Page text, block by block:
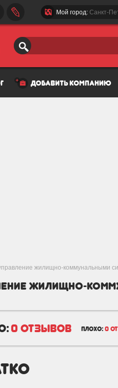
Мой город: Санкт-
добавить компанию
жилищно-коммунальными
жилищно-
0 отзывов плохо: 0